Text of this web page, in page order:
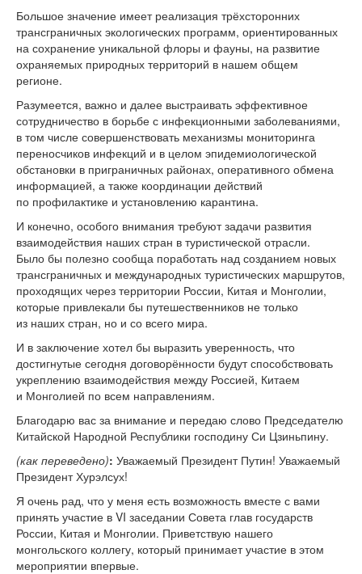
Большое значение имеет реализация трёхсторонних
трансграничных экологических программ, ориентированных
на сохранение уникальной флоры и фауны, на развитие
охраняемых природных территорий в нашем общем
регионе.
Разумеется, важно и далее выстраивать эффективное
сотрудничество в борьбе с инфекционными заболеваниями,
в том числе совершенствовать механизмы мониторинга
переносчиков инфекций и в целом эпидемиологической
обстановки в приграничных районах, оперативного обмена
информацией, а также координации действий
по профилактике и установлению карантина.
И конечно, особого внимания требуют задачи развития
взаимодействия наших стран в туристической отрасли.
Было бы полезно сообща поработать над созданием новых
трансграничных и международных туристических маршрутов,
проходящих через территории России, Китая и Монголии,
которые привлекали бы путешественников не только
из наших стран, но и со всего мира.
И в заключение хотел бы выразить уверенность, что
достигнутые сегодня договорённости будут способствовать
укреплению взаимодействия между Россией, Китаем
и Монголией по всем направлениям.
Благодарю вас за внимание и передаю слово Председателю
Китайской Народной Республики господину Си Цзиньпину.
(как переведено): Уважаемый Президент Путин! Уважаемый
Президент Хурэлсух!
Я очень рад, что у меня есть возможность вместе с вами
принять участие в VI заседании Совета глав государств
России, Китая и Монголии. Приветствую нашего
монгольского коллегу, который принимает участие в этом
мероприятии впервые.